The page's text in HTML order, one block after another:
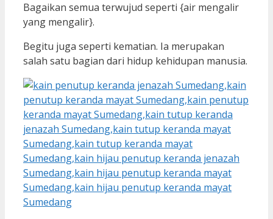
Bagaikan semua terwujud seperti {air mengalir
yang mengalir}.
Begitu juga seperti kematian. Ia merupakan
salah satu bagian dari hidup kehidupan manusia.